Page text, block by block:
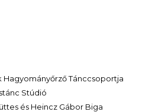
Hagyományőrző Tánccsoportja
Stúdió
és Heincz Gábor Biga